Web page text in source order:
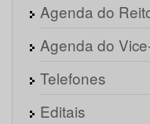
Agenda do
Agenda do
Telefones
Editais